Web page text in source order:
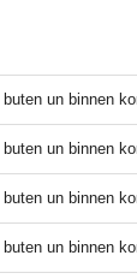
buten un binnen
buten un binnen
buten un binnen
buten un binnen